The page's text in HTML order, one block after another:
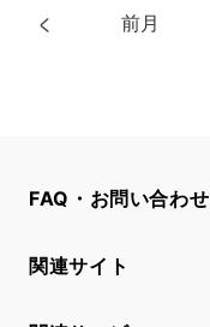
前月
FAQ・お問い合わせ
関連サイト